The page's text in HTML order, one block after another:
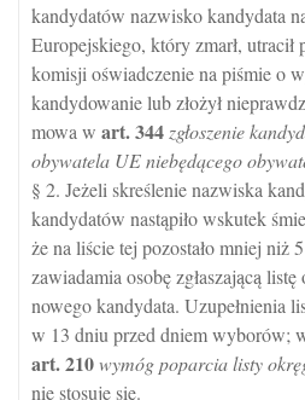
kandydatów nazwisko kandydata
Europejskiego, który zmarł, utracił
komisji oświadczenie na piśmie o
kandydowanie lub złożył
mowa w art.344 zgłoszenie
obywatela UE niebędącego
§ 2. Jeżeli skreślenie nazwiska
kandydatów nastąpiło wskutek
że na liście tej pozostało mniej niż
zawiadamia osobę zgłaszającą
nowego kandydata. Uzupełnienia
w 13 dniu przed dniem wyborów;
art.210wymóg poparcia listy
nie stosuje się.